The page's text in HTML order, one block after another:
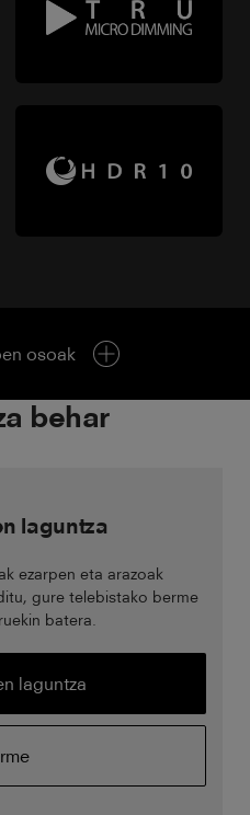
osoak
behar
laguntza
ezarpen eta arazoak
gure telebistako berme
batera.
laguntza